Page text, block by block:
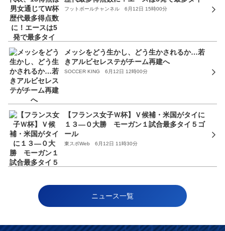
フットボールチャンネル 6月12日 15時00分
メッシをどう生かし、どう生かされるか…若
きアルビセレステがチーム再建へ
SOCCER KING 6月12日 12時00分
【フランス女子Ｗ杯】Ｖ候補・米国がタイに
１３―０大勝 モーガン１試合最多タイ５ゴ
ール
東スポWeb 6月12日 11時30分
ニュース一覧